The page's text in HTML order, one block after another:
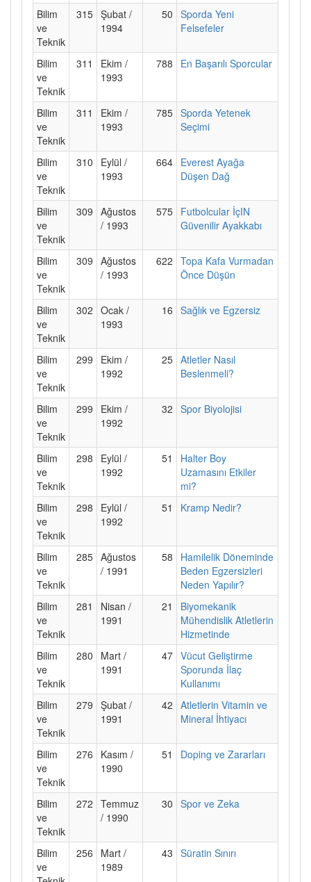
Bilim
ve
Teknik
315 Şubat /
1994
50 Sporda Yeni
Felsefeler
Bilim
ve
Teknik
311
Ekim /
1993
788 En Başarılı Sporcular
Bilim
ve
Teknik
311
Ekim /
1993
785 Sporda Yetenek
Seçimi
Bilim
ve
Teknik
310
Eylül /
1993
664 Everest Ayağa
Düşen Dağ
Bilim
ve
Teknik
309 Ağustos
/ 1993
575 Futbolcular İçIN
Güvenilir Ayakkabı
Bilim
ve
Teknik
309 Ağustos
/ 1993
622 Topa Kafa Vurmadan
Önce Düşün
Bilim
ve
Teknik
302 Ocak /
1993
16 Sağlık ve Egzersiz
Bilim
ve
Teknik
299
Ekim /
1992
25 Atletler Nasıl
Beslenmeli?
Bilim
ve
Teknik
299
Ekim /
1992
32 Spor Biyolojisi
Bilim
ve
Teknik
298
Eylül /
1992
51
Halter Boy
Uzamasını Etkiler
mi?
Bilim
ve
Teknik
298
Eylül /
1992
51 Kramp Nedir?
Bilim
ve
Teknik
285 Ağustos
/ 1991
58
Hamilelik Döneminde
Beden Egzersizleri
Neden Yapılır?
Bilim
ve
Teknik
281
Nisan /
1991
21
Biyomekanik
Mühendislik Atletlerin
Hizmetinde
Bilim
ve
Teknik
280
Mart /
1991
47 Vücut Geliştirme
Sporunda İlaç
Kullanımı
Bilim
ve
Teknik
279 Şubat /
1991
42 Atletlerin Vitamin ve
Mineral İhtiyacı
Bilim
ve
Teknik
276
Kasım /
1990
51 Doping ve Zararları
Bilim
ve
Teknik
272 Temmuz
/ 1990
30 Spor ve Zeka
Bilim
ve
256
Mart /
1989
43 Süratin Sınırı